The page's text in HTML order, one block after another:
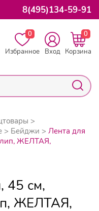
8(495)134-59-91
0
Избранное
Вход
0
Корзина
Бейджи
Лента для
ЖЕЛТАЯ,
45 см,
ЖЕЛТАЯ,